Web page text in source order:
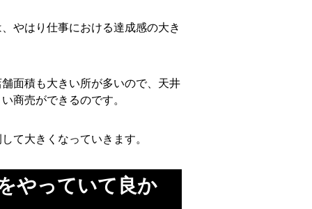
やはり仕事における達成感の大き
面積も大きい所が多いので、天井
商売ができるのです。
て大きくなっていきます。
やっていて良か